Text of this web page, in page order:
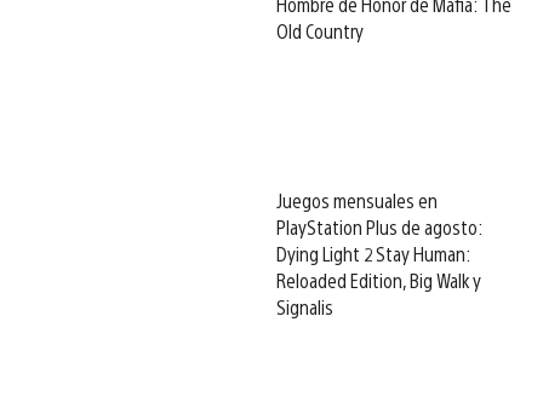
Old Country
Juegos mensuales en
PlayStation Plus de agosto:
Dying Light 2 Stay Human:
Reloaded Edition, Big Walk y
Signalis